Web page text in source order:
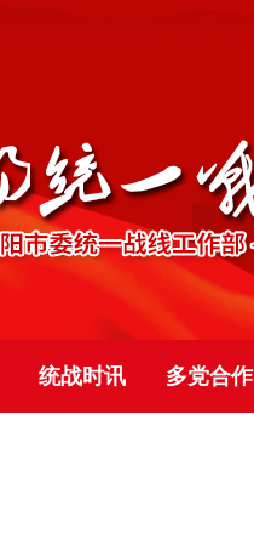
统战时讯 多党合作